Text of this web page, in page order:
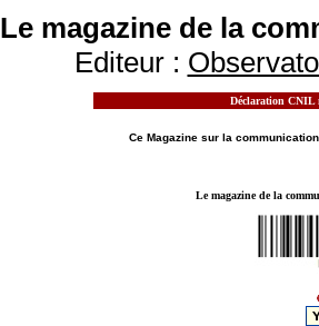
Le magazine de la
Editeur :
Déclaration CNIL
Ce Magazine sur la communication
Le magazine de la